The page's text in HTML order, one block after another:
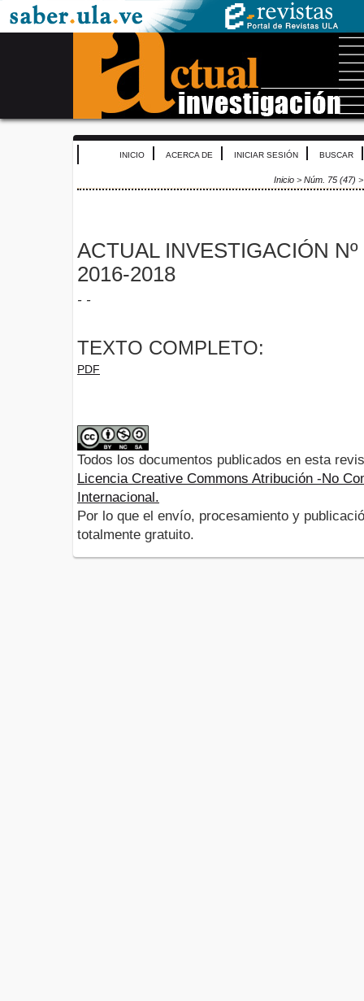
INICIO ACERCA DE INICIAR SESIÓN BUSCAR
Inicio> Núm. 75 (47)
ACTUAL INVESTIGACIÓN
2016-2018
- -
TEXTO COMPLETO:
PDF
Todos los documentos publicados en esta
Licencia Creative Commons Atribución -No
Internacional.
Por lo que el envío, procesamiento y
totalmente gratuito.